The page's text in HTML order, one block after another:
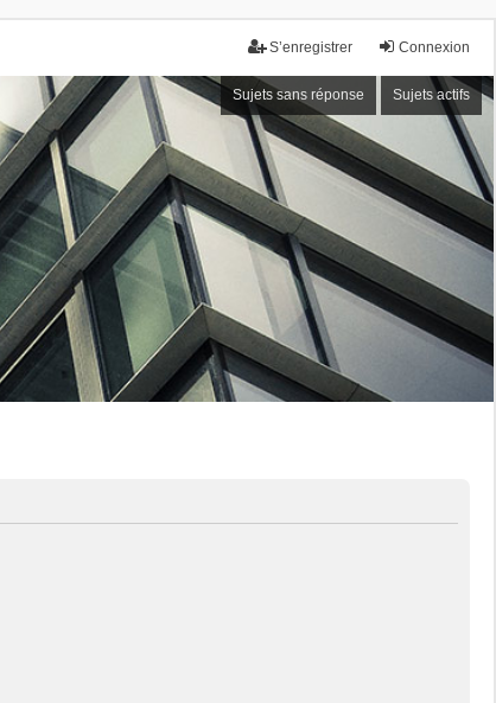
Connexion
S’enregistrer
Sujets sans réponse Sujets actifs